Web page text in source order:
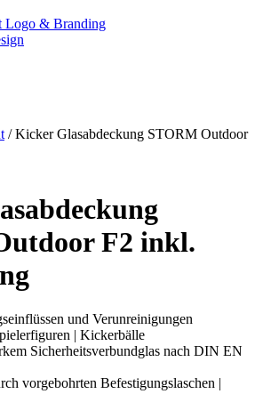
Logo & Branding
/ Kicker Glasabdeckung STORM Outdoor
F2 inkl.
und Verunreinigungen
| Kickerbälle
Sicherheitsverbundglas nach DIN EN
vorgebohrten Befestigungslaschen |